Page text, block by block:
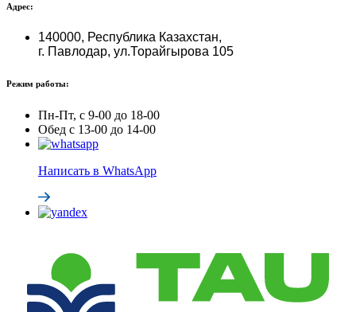
Адрес:
140000, Республика Казахстан,
г. Павлодар, ул.Торайгырова 105
Режим работы:
Пн-Пт, с 9-00 до 18-00
Обед с 13-00 до 14-00
Написать в WhatsApp